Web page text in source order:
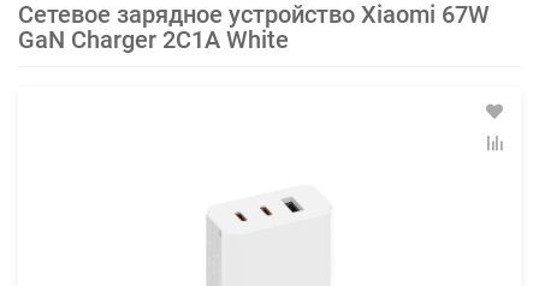
Сетевое зарядное устройство Xiaomi 67W
GaN Charger 2C1A White